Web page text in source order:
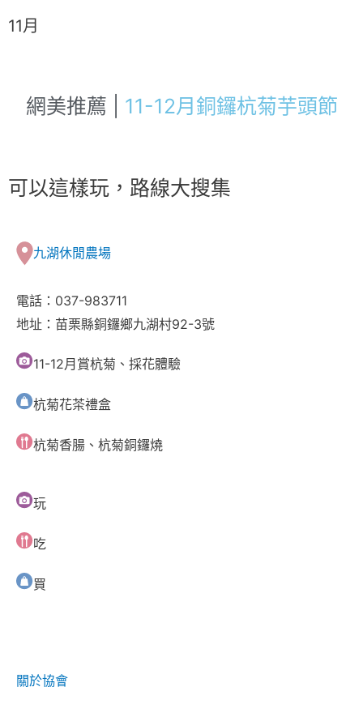
11月
網美推薦 | 11-12月銅鑼杭菊芋頭節
可以這樣玩，路線大搜集
九湖休閒農場
電話：037-983711
地址：苗栗縣銅鑼鄉九湖村92-3號
11-12月賞杭菊、採花體驗
杭菊花茶禮盒
杭菊香腸、杭菊銅鑼燒
玩
吃
買
關於協會